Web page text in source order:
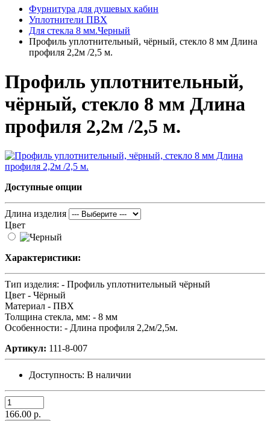
Фурнитура для душевых кабин
Уплотнители ПВХ
Для стекла 8 мм.Черный
Профиль уплотнительный, чёрный, стекло 8 мм Длина
профиля 2,2м /2,5 м.
Профиль уплотнительный,
чёрный, стекло 8 мм Длина
профиля 2,2м /2,5 м.
Доступные опции
Длина изделия
Цвет
Характеристики:
Тип изделия: - Профиль уплотнительный чёрный
Цвет - Чёрный
Материал - ПВХ
Толщина стекла, мм: - 8 мм
Особенности: - Длина профиля 2,2м/2,5м.
Артикул: 111-8-007
Доступность: В наличии
166.00 р.